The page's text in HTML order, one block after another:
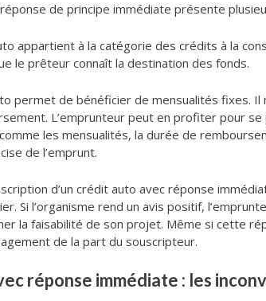
de principe immédiate présente
appartient à la catégorie des crédits à la
le prêteur connaît la destination des fonds.
permet de bénéficier de mensualités fixes.
L’emprunteur peut en profiter pour
les mensualités, la durée de
de l’emprunt.
d’un crédit auto avec réponse
Si l’organisme rend un avis positif,
la faisabilité de son projet. Même si cette
de la part du souscripteur.
réponse immédiate : les